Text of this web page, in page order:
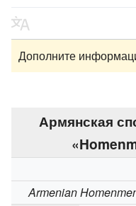
Дополните
Армянская
Armenian